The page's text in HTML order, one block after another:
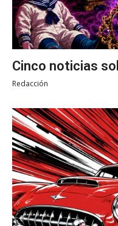
Cinco noticias
Redacción